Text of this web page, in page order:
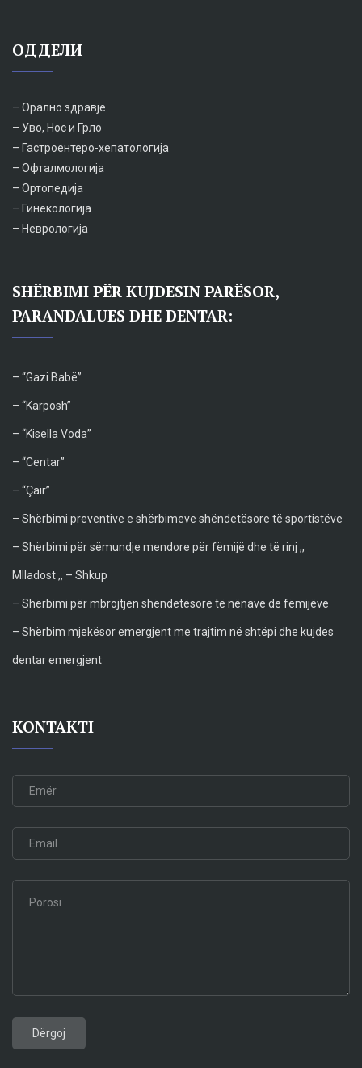
ОДДЕЛИ
– Орално здравје
– Уво, Нос и Грло
– Гастроентеро-хепатологија
– Офталмологија
– Ортопедија
– Гинекологија
– Неврологија
SHËRBIMI PËR KUJDESIN PARËSOR,
PARANDALUES DHE DENTAR:
– “Gazi Babë”
– “Karposh”
– “Kisella Voda”
– “Centar”
– “Çair”
– Shërbimi preventive e shërbimeve shëndetësore të sportistëve
– Shërbimi për sëmundje mendore për fëmijë dhe të rinj ,,
Mlladost ,, – Shkup
– Shërbimi për mbrojtjen shëndetësore të nënave de fëmijëve
– Shërbim mjekësor emergjent me trajtim në shtëpi dhe kujdes
dentar emergjent
KONTAKTI